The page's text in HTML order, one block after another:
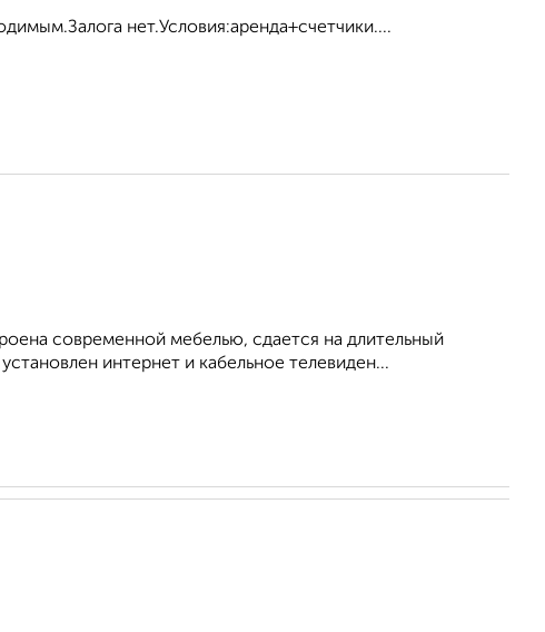
нет.Условия:аренда+счетчики....
современной мебелью, сдается на длительный
интернет и кабельное телевиден...